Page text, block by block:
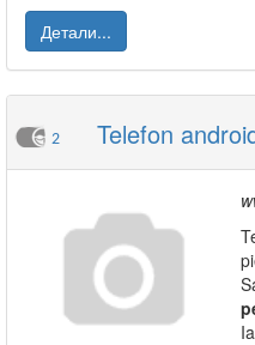
Детали...
2 Telefon